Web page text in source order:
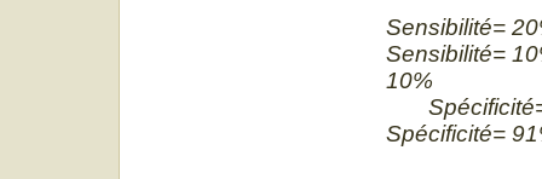
10%
Spécificité=